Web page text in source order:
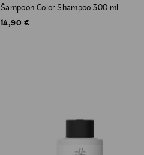
Šampoon Color Shampoo 300 ml
Original Price
14,90 €